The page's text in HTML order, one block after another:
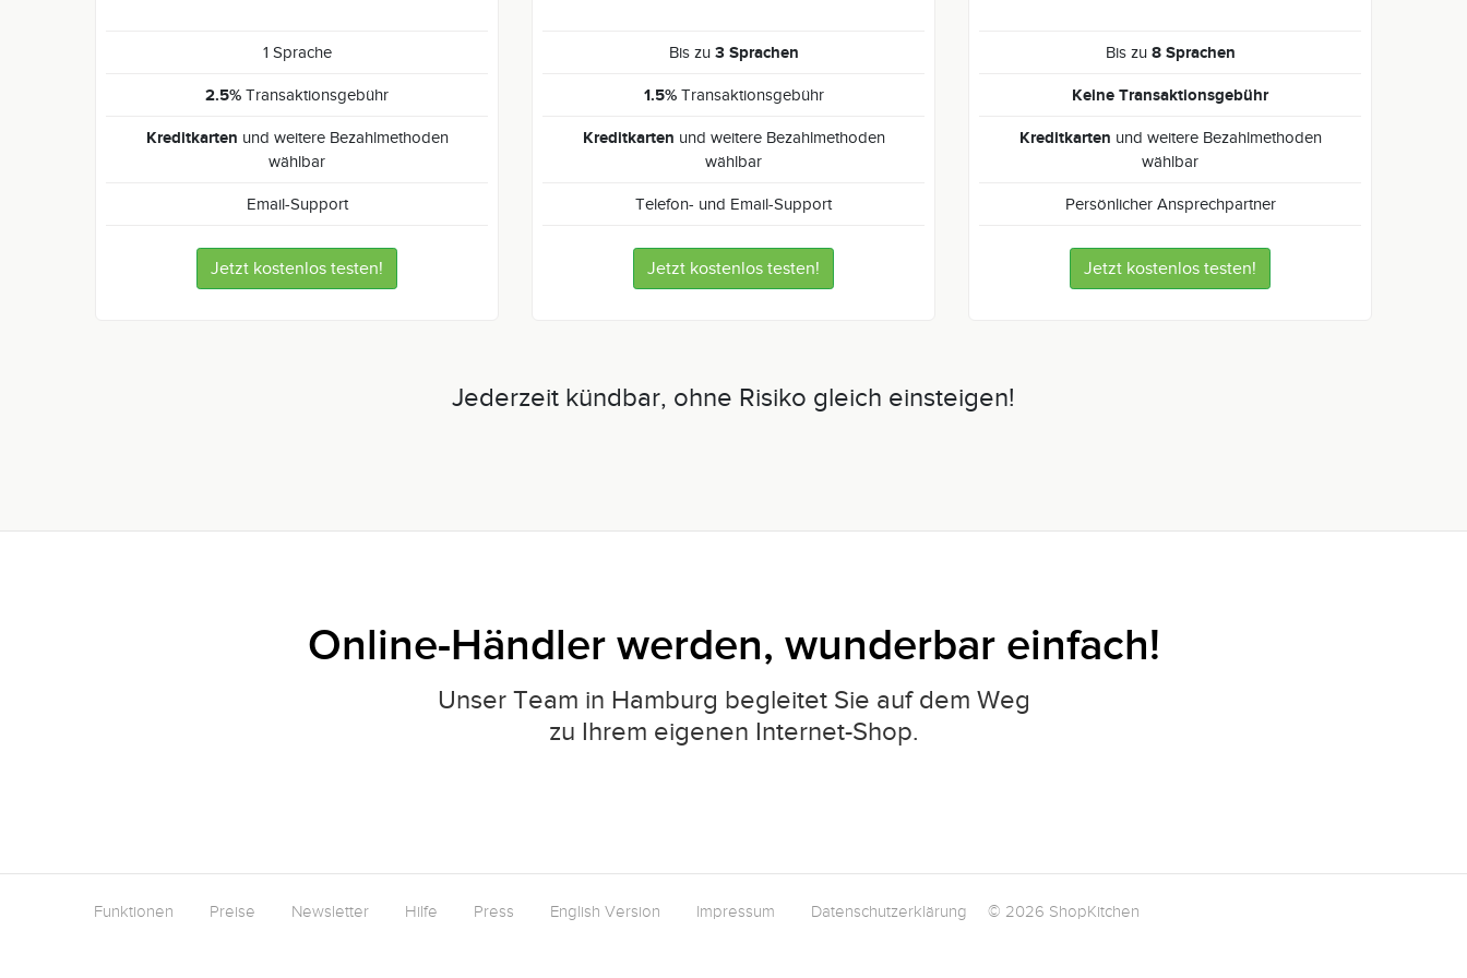
1 Sprache
2.5% Transaktionsgebühr
Kreditkarten und weitere Bezahlmethoden
wählbar
Email-Support
Jetzt kostenlos testen!
Bis zu 3 Sprachen
1.5%Transaktionsgebühr
Kreditkarten und weitere Bezahlmethoden
wählbar
Telefon- und Email-Support
Jetzt kostenlos testen!
Bis zu 8 Sprachen
Keine Transaktionsgebühr
Kreditkarten und weitere Bezahlmethoden
wählbar
Persönlicher Ansprechpartner
Jetzt kostenlos testen!
Jederzeit kündbar, ohne Risiko gleich einsteigen!
Online-Händler werden, wunderbar einfach!
Unser Team in Hamburg begleitet Sie auf dem Weg
zu Ihrem eigenen Internet-Shop.
Funktionen Preise Newsletter Hilfe Press English Version Impressum Datenschutzerklärung © 2026 ShopKitchen